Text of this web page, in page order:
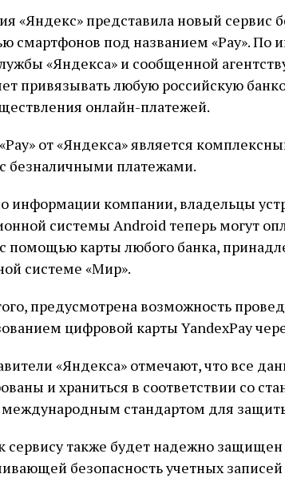
«Яндекс» представила новый сервис
смартфонов под названием «Pay». По
«Яндекса» и сообщенной
привязывать любую российскую
онлайн-платежей.
от «Яндекса» является
безналичными платежами.
информации компании, владельцы
системы Android теперь могут
помощью карты любого банка,
системе «Мир».
предусмотрена возможность
цифровой карты YandexPay
«Яндекса» отмечают, что все
и храниться в соответствии со
международным стандартом для
сервису также будет надежно
безопасность учетных записей